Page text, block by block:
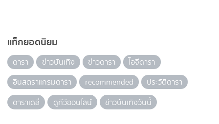
แท็กยอดนิยม
ดารา ข่าวบันเทิง ข่าวดารา
ไอจีดารา
อินสตราแกรมดารา
recommended
ประวัติดารา
ดาราเดลี่
ดูทีวีออนไลน์ ข่าวบันเทิงวันนี้